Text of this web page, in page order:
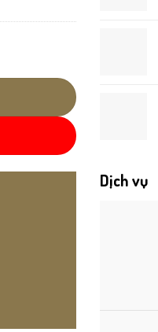
Dịch vụ